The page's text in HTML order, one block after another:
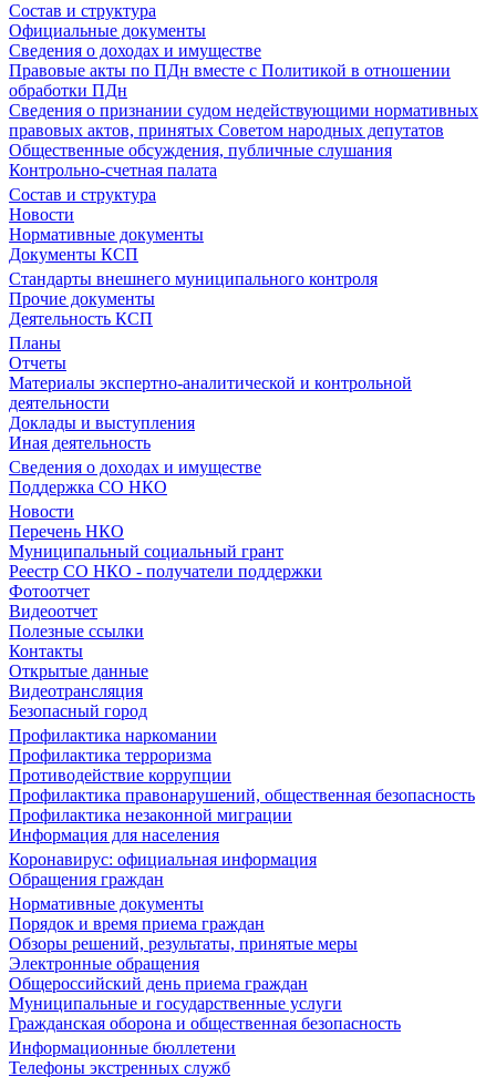
Состав и структура
Официальные документы
Сведения о доходах и имуществе
Правовые акты по ПДн вместе с Политикой в отношении
обработки ПДн
Сведения о признании судом недействующими нормативных
правовых актов, принятых Советом народных депутатов
Общественные обсуждения, публичные слушания
Контрольно-счетная палата
Состав и структура
Новости
Нормативные документы
Документы КСП
Стандарты внешнего муниципального контроля
Прочие документы
Деятельность КСП
Планы
Отчеты
Материалы экспертно-аналитической и контрольной
деятельности
Доклады и выступления
Иная деятельность
Сведения о доходах и имуществе
Поддержка СО НКО
Новости
Перечень НКО
Муниципальный социальный грант
Реестр СО НКО - получатели поддержки
Фотоотчет
Видеоотчет
Полезные ссылки
Контакты
Открытые данные
Видеотрансляция
Безопасный город
Профилактика наркомании
Профилактика терроризма
Противодействие коррупции
Профилактика правонарушений, общественная безопасность
Профилактика незаконной миграции
Информация для населения
Коронавирус: официальная информация
Обращения граждан
Нормативные документы
Порядок и время приема граждан
Обзоры решений, результаты, принятые меры
Электронные обращения
Общероссийский день приема граждан
Муниципальные и государственные услуги
Гражданская оборона и общественная безопасность
Информационные бюллетени
Телефоны экстренных служб